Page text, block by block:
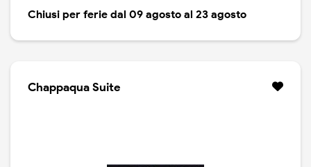
Chiusi per ferie dal 09 agosto al 23 agosto
Chappaqua Suite